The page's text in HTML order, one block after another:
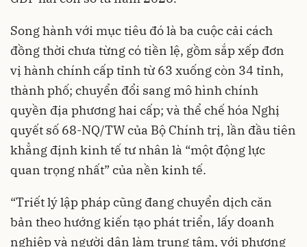
Song hành với mục tiêu đó là ba cuộc cải cách
đồng thời chưa từng có tiền lệ, gồm sắp xếp đơn
vị hành chính cấp tỉnh từ 63 xuống còn 34 tỉnh,
thành phố; chuyển đổi sang mô hình chính
quyền địa phương hai cấp; và thể chế hóa Nghị
quyết số 68-NQ/TW của Bộ Chính trị, lần đầu tiên
khẳng định kinh tế tư nhân là “một động lực
quan trọng nhất” của nền kinh tế.
“Triết lý lập pháp cũng đang chuyển dịch căn
bản theo hướng kiến tạo phát triển, lấy doanh
nghiệp và người dân làm trung tâm, với phương